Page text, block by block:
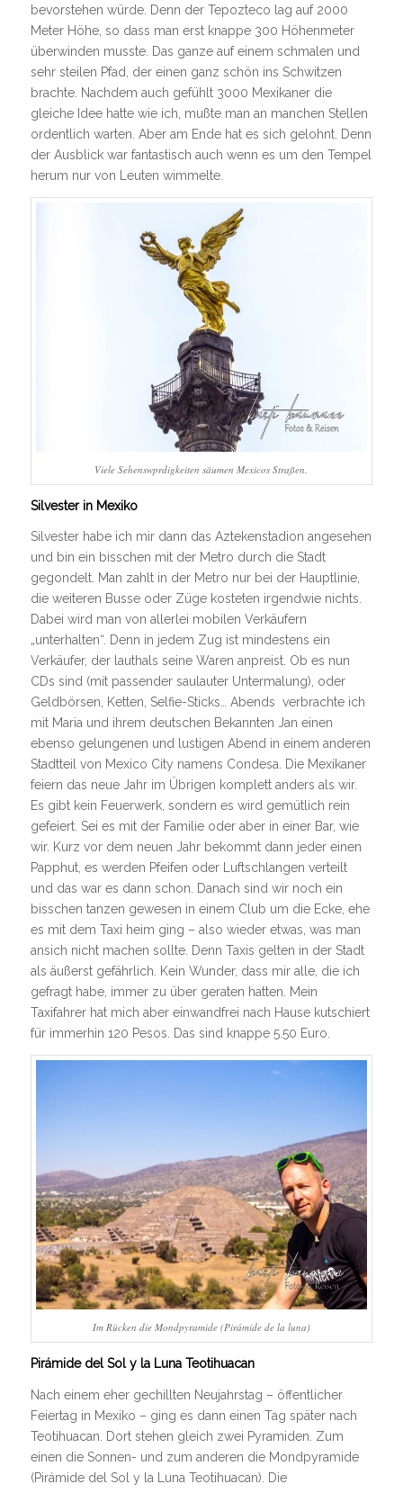
bevorstehen würde. Denn der Tepozteco lag auf 2000
Meter Höhe, so dass man erst knappe 300 Höhenmeter
überwinden musste. Das ganze auf einem schmalen und
sehr steilen Pfad, der einen ganz schön ins Schwitzen
brachte. Nachdem auch gefühlt 3000 Mexikaner die
gleiche Idee hatte wie ich, mußte man an manchen Stellen
ordentlich warten. Aber am Ende hat es sich gelohnt. Denn
der Ausblick war fantastisch auch wenn es um den Tempel
herum nur von Leuten wimmelte.
Viele Sehenswprdigkeiten säumen Mexicos Straßen.
Silvester in Mexiko
Silvester habe ich mir dann das Aztekenstadion angesehen
und bin ein bisschen mit der Metro durch die Stadt
gegondelt. Man zahlt in der Metro nur bei der Hauptlinie,
die weiteren Busse oder Züge kosteten irgendwie nichts.
Dabei wird man von allerlei mobilen Verkäufern
„unterhalten“. Denn in jedem Zug ist mindestens ein
Verkäufer, der lauthals seine Waren anpreist. Ob es nun
CDs sind (mit passender saulauter Untermalung), oder
Geldbörsen, Ketten, Selfie-Sticks… Abends verbrachte ich
mit Maria und ihrem deutschen Bekannten Jan einen
ebenso gelungenen und lustigen Abend in einem anderen
Stadtteil von Mexico City namens Condesa. Die Mexikaner
feiern das neue Jahr im Übrigen komplett anders als wir.
Es gibt kein Feuerwerk, sondern es wird gemütlich rein
gefeiert. Sei es mit der Familie oder aber in einer Bar, wie
wir. Kurz vor dem neuen Jahr bekommt dann jeder einen
Papphut, es werden Pfeifen oder Luftschlangen verteilt
und das war es dann schon. Danach sind wir noch ein
bisschen tanzen gewesen in einem Club um die Ecke, ehe
es mit dem Taxi heim ging – also wieder etwas, was man
ansich nicht machen sollte. Denn Taxis gelten in der Stadt
als äußerst gefährlich. Kein Wunder, dass mir alle, die ich
gefragt habe, immer zu über geraten hatten. Mein
Taxifahrer hat mich aber einwandfrei nach Hause kutschiert
für immerhin 120 Pesos. Das sind knappe 5.50 Euro.
Im Rücken die Mondpyramide (Pirámide de la luna)
Pirámide del Sol y la Luna Teotihuacan
Nach einem eher gechillten Neujahrstag – öffentlicher
Feiertag in Mexiko – ging es dann einen Tag später nach
Teotihuacan. Dort stehen gleich zwei Pyramiden. Zum
einen die Sonnen- und zum anderen die Mondpyramide
(Pirámide del Sol y la Luna Teotihuacan). Die